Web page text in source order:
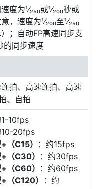
度为¹⁄₂₅₀或¹⁄₂₀₀秒或
，速度为¹⁄₂₀₀至¹⁄₂₅₀
；自动FP高速同步支
的同步速度
拍、高速连拍、高速
、自拍
1-10fps
10-20fps
（C15）
：约15fps
（C30）
：约30fps
（C60）
：约60fps
（C120）
：约